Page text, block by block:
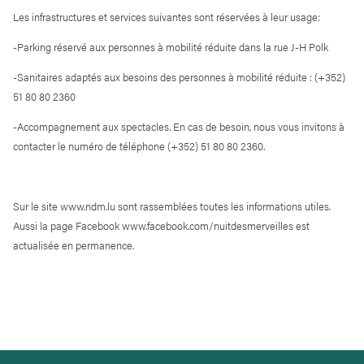
Les infrastructures et services suivantes sont réservées à leur usage:
-Parking réservé aux personnes à mobilité réduite dans la rue J-H Polk
-Sanitaires adaptés aux besoins des personnes à mobilité réduite : (+352)
51 80 80 2360
-Accompagnement aux spectacles. En cas de besoin, nous vous invitons à
contacter le numéro de téléphone (+352) 51 80 80 2360.
Sur le site www.ndm.lu sont rassemblées toutes les informations utiles.
Aussi la page Facebook www.facebook.com/nuitdesmerveilles est
actualisée en permanence.